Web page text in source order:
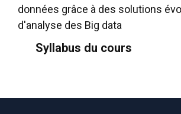
données grâce à des solutions
d'analyse des Big data
Syllabus du cours